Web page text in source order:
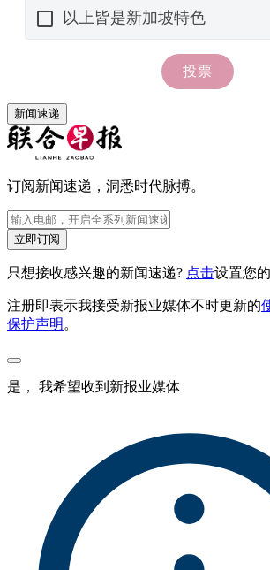
新闻速递
订阅新闻速递，洞悉时代脉搏。
立即订阅
只想接收感兴趣的新闻速递? 点击设置您的
注册即表示我接受新报业媒体不时更新的
保护声明。
是， 我希望收到新报业媒体